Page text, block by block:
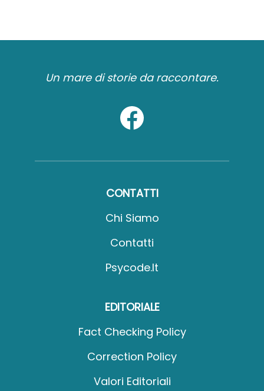
Un mare di storie da raccontare.
CONTATTI
Chi Siamo
Contatti
Psycode.it
EDITORIALE
Fact Checking Policy
Correction Policy
Valori Editoriali